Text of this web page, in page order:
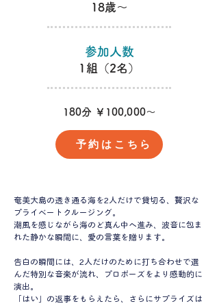
18歳～
​参加人数
1組（2名）
180分 ￥100,000～
予約はこちら
奄美大島の透き通る海を2人だけで貸切る、贅沢な
プライベートクルージング。
潮風を感じながら海のど真ん中へ進み、波音に包ま
れた静かな瞬間に、愛の言葉を贈ります。
告白の瞬間には、2人だけのために打ち合わせで選
んだ特別な音楽が流れ、プロポーズをより感動的に
演出。
「はい」の返事をもらえたら、さらにサプライズは